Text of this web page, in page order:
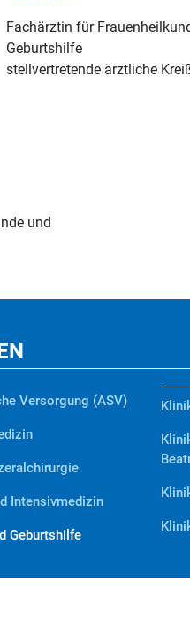
Fachärztin für
Geburtshilfe
stellvertretende ärztliche
und
Versorgung (ASV)
Intensivmedizin
Geburtshilfe